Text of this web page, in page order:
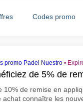
Codes promo
promo Padel Nuestro •
de 5% de
10% de remise en
achat connaître les